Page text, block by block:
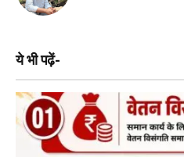
ये भी पढ़ें-